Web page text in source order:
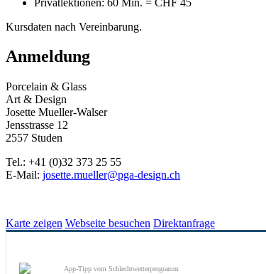
Kursdaten nach Vereinbarung.
Anmeldung
Porcelain & Glass
Art & Design
Josette Mueller-Walser
Jensstrasse 12
2557 Studen
Tel.: +41 (0)32 373 25 55
E-Mail: josette.mueller@pga-design.ch
Karte zeigen Webseite besuchen Direktanfrage
App-Tipp vom Schlechtwetterprogramm